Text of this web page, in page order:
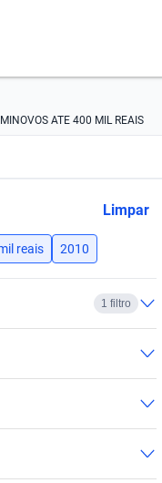
ATE 400 MIL REAIS
Limpar
reais 2010
1 filtro